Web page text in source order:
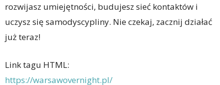
rozwijasz umiejętności, budujesz sieć kontaktów i
uczysz się samodyscypliny. Nie czekaj, zacznij działać
już teraz!
Link tagu HTML:
https://warsawovernight.pl/